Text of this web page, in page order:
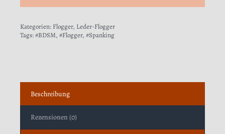
Kategorien: Flogger, Leder-Flogger
Tags:#BDSM, #Flogger, #Spanking
Beschreibung
Rezensionen (0)